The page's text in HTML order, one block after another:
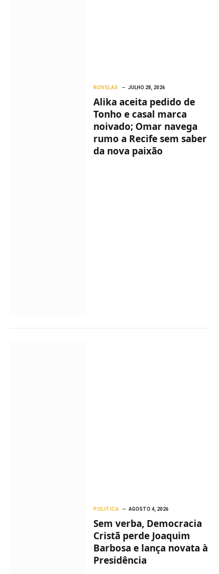
NOVELAS JULHO 28, 2026
Alika aceita pedido de
Tonho e casal marca
noivado; Omar navega
rumo a Recife sem saber
da nova paixão
POLITICA AGOSTO 4, 2026
Sem verba, Democracia
Cristã perde Joaquim
Barbosa e lança novata à
Presidência